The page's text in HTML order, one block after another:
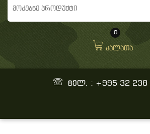
0
კალათა
ტელ. : +995 32 238